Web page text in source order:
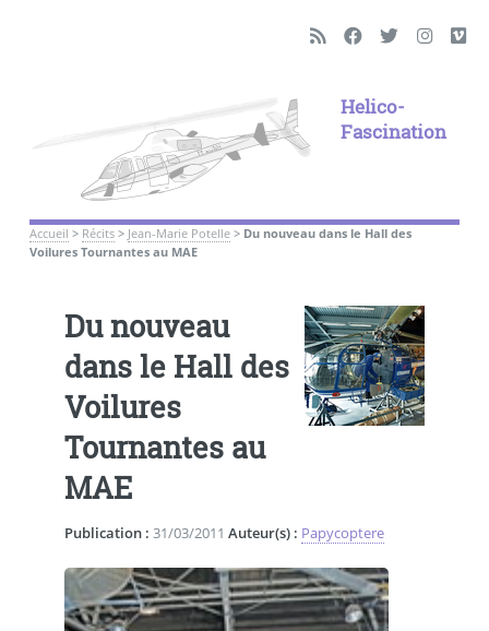
Helico-
Fascination
Accueil > Récits> Jean-Marie Potelle> Du nouveau dans le Hall des
Voilures Tournantes au MAE
Du nouveau
dans le Hall des
Voilures
Tournantes au
MAE
Publication : 31/03/2011 Auteur(s) : Papycoptere